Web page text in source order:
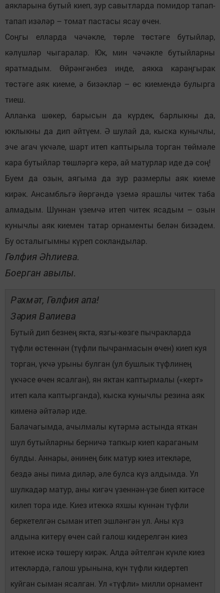
аякларына бутый киеп, зур савытларда помидор тапап-
тапап изәләр – томат пастасы ясау өчен.
Соңгы елларда чәчәкле, төрле төстәге бутыйлар,
кәлүшләр чыгаралар. Юк, мин чәчәкле бутыйларны
яратмадым. Өйрәнгәнбез инде, аякка караңгырак
төстәге аяк киеме, ә бизәкләр – өс киемендә булырга
тиеш.
Аллаһка шөкер, барысын да күрдек, барлыкны да,
юклыкны да дип әйтүем. Ә шулай да, кыска кунычлы,
эче агач үкчәле, шарт итеп каптырыла торган төймәле
кара бутыйлар төшләргә керә, ай матурлар иде дә соң!
Буем да озын, аягыма да зур размерлы аяк киеме
кирәк. Ансамбльгә йөргәндә үземә ярашлы читек таба
алмадым. Шуннан үземчә итеп читек ясадым – озын
кунычлы аяк киемен татар орнаменты белән бизәдем.
Бу осталыгымны күреп сокландылар.
Гөлфия Әһлиева.
Боерган авылы.
Рәхмәт, Гөлфия апа!
Зәрия Вәлиева
Бутый дип безнең якта, язгы-көзге пычракларда
түфли өстеннән (түфли пычранмасын өчен) киеп куя
торган, үкчә урыны булган (ул бушлык түфлинең
үкчәсе өчен ясалган), ян яктан каптырмалы («керт»
итеп кала каптырганда), кыска кунычлы резина аяк
кименә әйтәләр иде.
Балачагымда, ачылмалы күтәрмә астында яткан
шул бутыйларны берничә тапкыр киеп караганым
булды. Аннары, әнинең бик матур киез итекләре,
бездә аны пима диләр, әле булса күз алдымда. Ул
шулкадәр матур, аны кигәч үзеннән-үзе биеп китәсе
килеп тора иде. Киез итеккә яхшы күннән түфли
беркетелгән сыман итеп эшләнгән ул. Аны күз
алдына китерү өчен сай галош кидерелгән киез
итекне искә төшерү кирәк. Алда әйтелгән күнле киез
итекләрдә, галош урынына, күн түфли кидертеп
куйган сыман ясалган. Ул «түфли» милли орнамент